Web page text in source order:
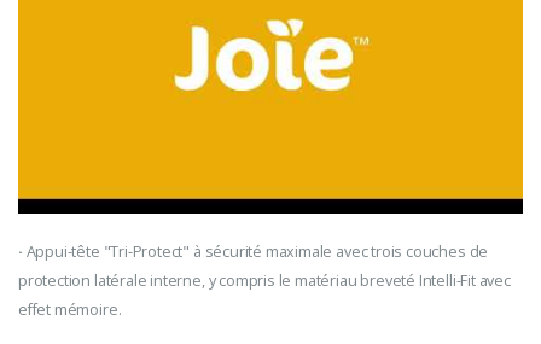
· Appui-tête "Tri-Protect" à sécurité maximale avec trois couches de
protection latérale interne, y compris le matériau breveté Intelli-Fit avec
effet mémoire.